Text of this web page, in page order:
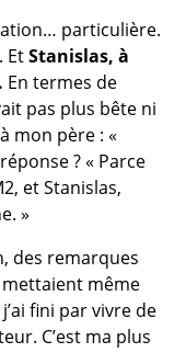
particulière.
EtStanislas, à
En termes de
pas plus bête ni
mon père : «
? « Parce
et Stanislas,
»
des remarques
même
fini par vivre de
C’est ma plus